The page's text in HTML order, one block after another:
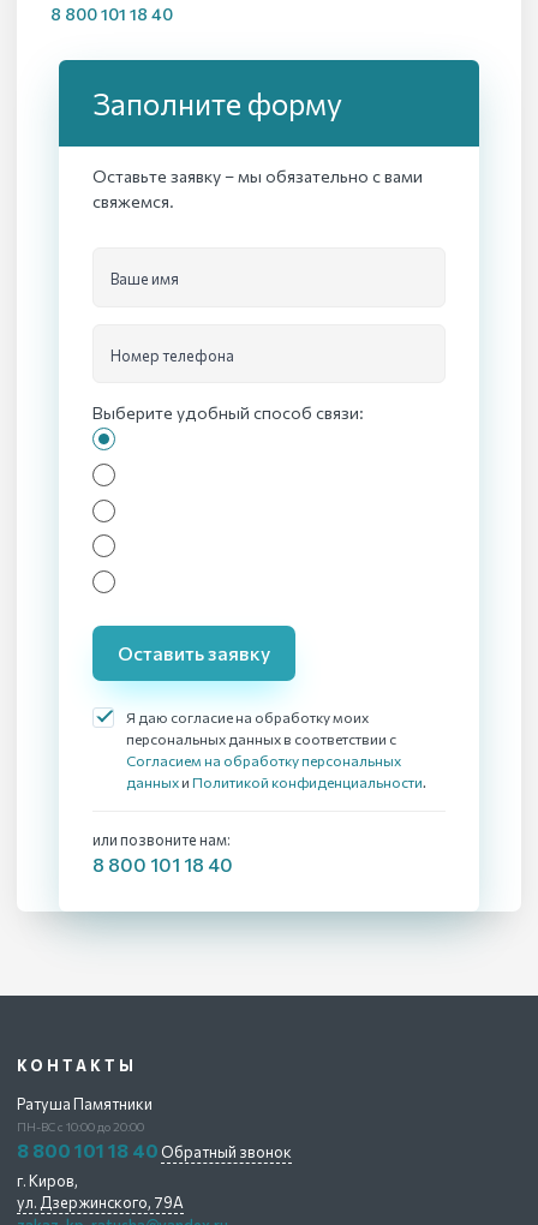
8 800 101 18 40
Заполните форму
Оставьте заявку – мы обязательно с вами
свяжемся.
Ваше имя
Номер телефона
Выберите удобный способ связи:
Оставить заявку
Я даю согласие на обработку моих
персональных данных в соответствии с
Согласием на обработку персональных
данных и Политикой конфиденциальности
или позвоните нам:
8 800 101 18 40
КОНТАКТЫ
Ратуша Памятники
ПН-ВС с 10:00 до 20:00
8 800 101 18 40 Обратный звонок
г. Киров,
ул. Дзержинского, 79А